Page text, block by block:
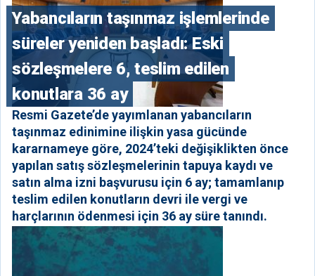
Yabancıların taşınmaz işlemlerinde
süreler yeniden başladı: Eski
sözleşmelere 6, teslim edilen
konutlara 36 ay
Resmi Gazete’de yayımlanan yabancıların
taşınmaz edinimine ilişkin yasa gücünde
kararnameye göre, 2024’teki değişiklikten önce
yapılan satış sözleşmelerinin tapuya kaydı ve
satın alma izni başvurusu için 6 ay; tamamlanıp
teslim edilen konutların devri ile vergi ve
harçlarının ödenmesi için 36 ay süre tanındı.